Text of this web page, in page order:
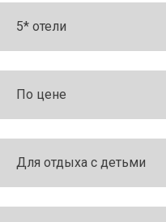
5* отели
По цене
Для отдыха с детьми